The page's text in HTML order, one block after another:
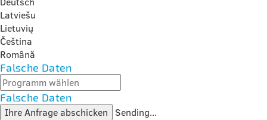
Latviešu
Lietuvių
Čeština
Română
Falsche Daten
Falsche Daten
Ihre Anfrage abschicken
Sending...